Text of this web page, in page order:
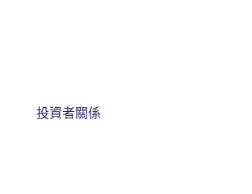
投資者關係